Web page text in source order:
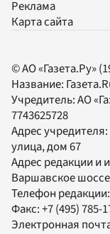
Реклама
Карта сайта
© АО «Газета.Ру»
Название:
Учредитель:АО
7743625728
Адрес
улица, дом 67
Адрес редакции и
Варшавское
Телефон редакции:
Факс:+7 (495) 785-
Электронная